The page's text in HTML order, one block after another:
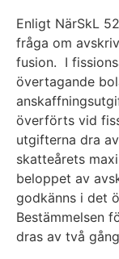
Enligt NärSkL
fråga om
fusion. I
övertagande
överförts vid
utgifterna dra
skatteårets
beloppet av
godkänns i det
Bestämmelsen
dras av två